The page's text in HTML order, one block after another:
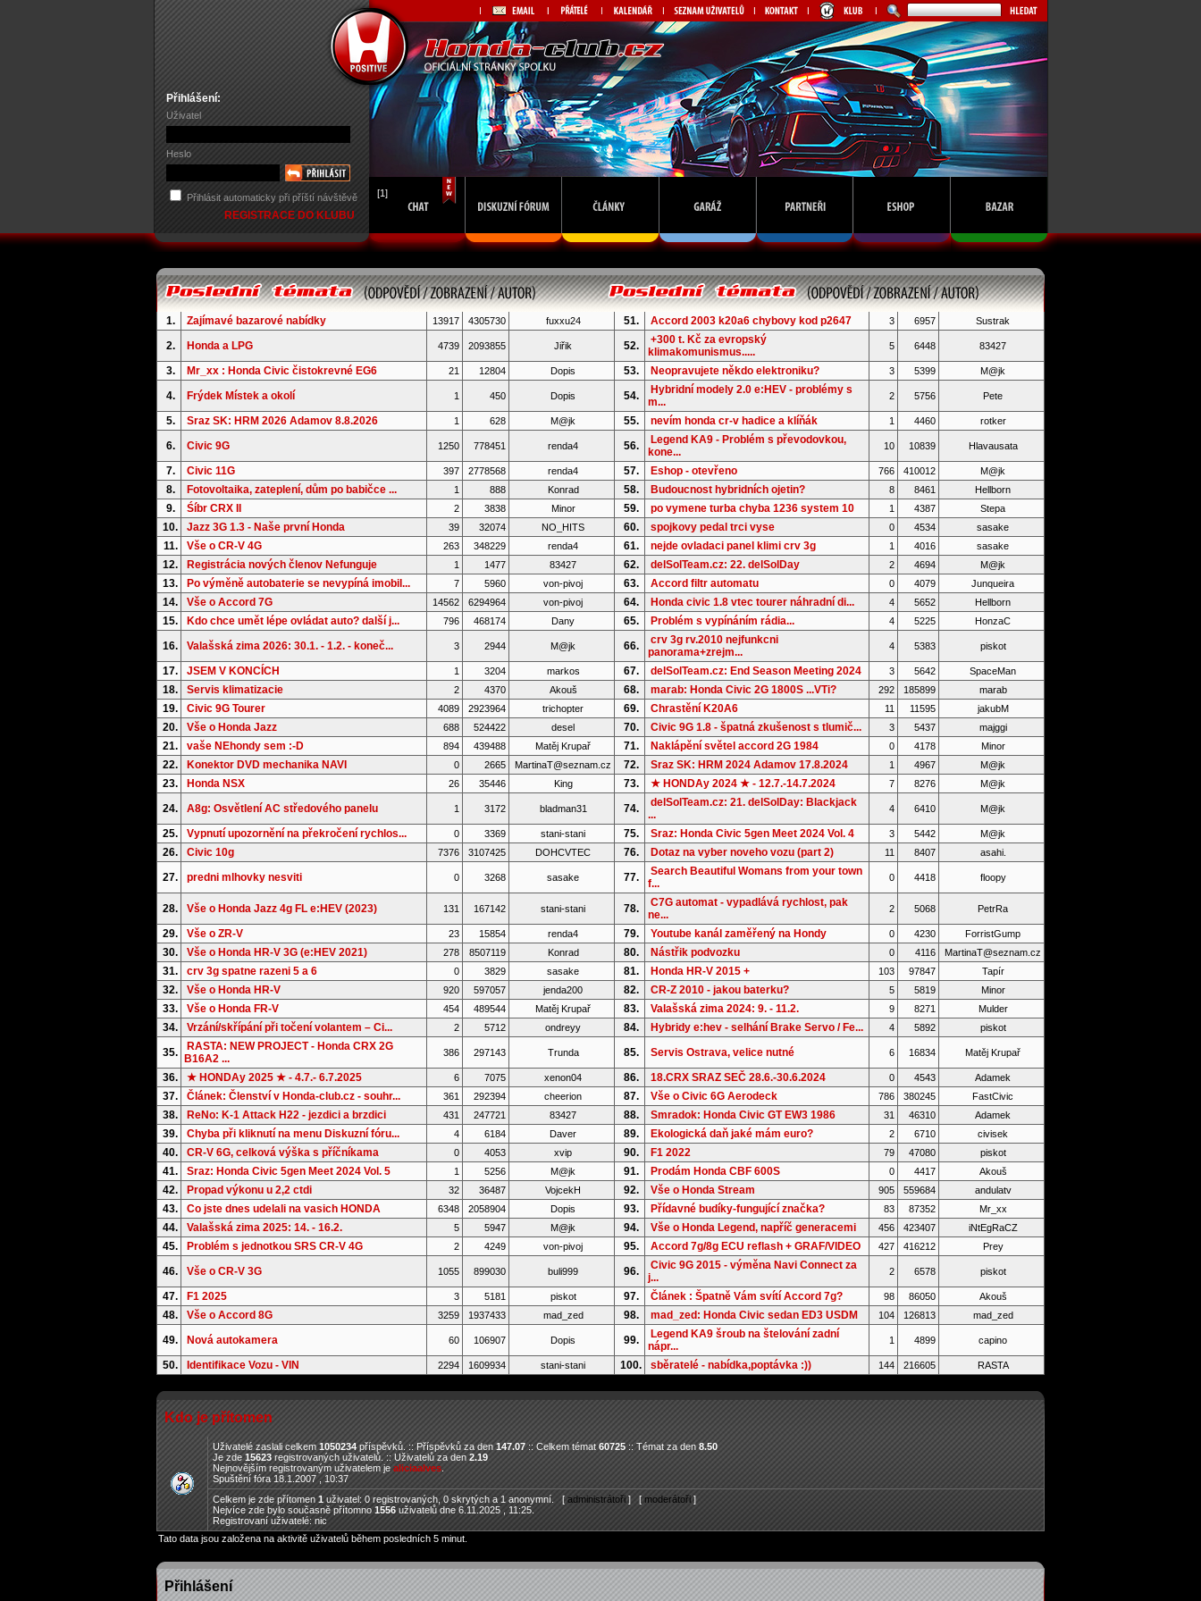
Přihlášení:
Uživatel
Heslo
Přihlásit automaticky při příští návštěvě
REGISTRACE DO KLUBU
[1]
1. Zajímavé bazarové nabídky 13917 4305730 fuxxu24 51. Accord 2003 k20a6 chybovy kod p2647 3 6957 Sustrak
2. Honda a LPG 4739 2093855 Jiřik 52.
+300 t. Kč za evropský
klimakomunismus.....
5 6448 83427
3. Mr_xx : Honda Civic čistokrevné EG6 21 12804 Dopis 53. Neopravujete někdo elektroniku? 3 5399 M@jk
4. Frýdek Místek a okolí 1 450 Dopis 54.
Hybridní modely 2.0 e:HEV - problémy s
m...
2 5756 Pete
5. Sraz SK: HRM 2026 Adamov 8.8.2026 1 628 M@jk 55. nevím honda cr-v hadice a klíňák 1 4460 rotker
6. Civic 9G 1250 778451 renda4 56.
Legend KA9 - Problém s převodovkou,
kone...
10 10839 Hlavausata
7. Civic 11G 397 2778568 renda4 57. Eshop - otevřeno 766 410012 M@jk
8. Fotovoltaika, zateplení, dům po babičce ... 1 888 Konrad 58. Budoucnost hybridních ojetin? 8 8461 Hellborn
9. Śíbr CRX II 2 3838 Minor 59. po vymene turba chyba 1236 system 10 1 4387 Stepa
10. Jazz 3G 1.3 - Naše první Honda 39 32074 NO_HITS 60. spojkovy pedal trci vyse 0 4534 sasake
11. Vše o CR-V 4G 263 348229 renda4 61. nejde ovladaci panel klimi crv 3g 1 4016 sasake
12. Registrácia nových členov Nefunguje 1 1477 83427 62. delSolTeam.cz: 22. delSolDay 2 4694 M@jk
13. Po výměně autobaterie se nevypíná imobil... 7 5960 von-pivoj 63. Accord filtr automatu 0 4079 Junqueira
14. Vše o Accord 7G 14562 6294964 von-pivoj 64. Honda civic 1.8 vtec tourer náhradní di... 4 5652 Hellborn
15. Kdo chce umět lépe ovládat auto? další j... 796 468174 Dany 65. Problém s vypínáním rádia... 4 5225 HonzaC
16. Valašská zima 2026: 30.1. - 1.2. - koneč... 3 2944 M@jk 66.
crv 3g rv.2010 nejfunkcni
panorama+zrejm...
4 5383 piskot
17. JSEM V KONCÍCH 1 3204 markos 67. delSolTeam.cz: End Season Meeting 2024 3 5642 SpaceMan
18. Servis klimatizacie 2 4370 Akouš 68. marab: Honda Civic 2G 1800S ...VTi? 292 185899 marab
19. Civic 9G Tourer 4089 2923964 trichopter 69. Chrastění K20A6 11 11595 jakubM
20. Vše o Honda Jazz 688 524422 desel 70. Civic 9G 1.8 - špatná zkušenost s tlumič... 3 5437 majggi
21. vaše NEhondy sem :-D 894 439488 Matěj Krupař 71. Naklápění světel accord 2G 1984 0 4178 Minor
22. Konektor DVD mechanika NAVI 0 2665 MartinaT@seznam.cz 72. Sraz SK: HRM 2024 Adamov 17.8.2024 1 4967 M@jk
23. Honda NSX 26 35446 King 73. ★ HONDAy 2024 ★ - 12.7.-14.7.2024 7 8276 M@jk
24. A8g: Osvětlení AC středového panelu 1 3172 bladman31 74.
delSolTeam.cz: 21. delSolDay: Blackjack
...
4 6410 M@jk
25. Vypnutí upozornění na překročení rychlos... 0 3369 stani-stani 75. Sraz: Honda Civic 5gen Meet 2024 Vol. 4 3 5442 M@jk
26. Civic 10g 7376 3107425 DOHCVTEC 76. Dotaz na vyber noveho vozu (part 2) 11 8407 asahi.
27. predni mlhovky nesviti 0 3268 sasake 77.
Search Beautiful Womans from your town
f...
0 4418 floopy
28. Vše o Honda Jazz 4g FL e:HEV (2023) 131 167142 stani-stani 78.
C7G automat - vypadlává rychlost, pak
ne...
2 5068 PetrRa
29. Vše o ZR-V 23 15854 renda4 79. Youtube kanál zaměřený na Hondy 0 4230 ForristGump
30. Vše o Honda HR-V 3G (e:HEV 2021) 278 8507119 Konrad 80. Nástřik podvozku 0 4116 MartinaT@seznam.cz
31. crv 3g spatne razeni 5 a 6 0 3829 sasake 81. Honda HR-V 2015 + 103 97847 Tapír
32. Vše o Honda HR-V 920 597057 jenda200 82. CR-Z 2010 - jakou baterku? 5 5819 Minor
33. Vše o Honda FR-V 454 489544 Matěj Krupař 83. Valašská zima 2024: 9. - 11.2. 9 8271 Mulder
34. Vrzání/skřípání při točení volantem – Ci... 2 5712 ondreyy 84. Hybridy e:hev - selhání Brake Servo / Fe... 4 5892 piskot
35.
RASTA: NEW PROJECT - Honda CRX 2G
B16A2 ...
386 297143 Trunda 85. Servis Ostrava, velice nutné 6 16834 Matěj Krupař
36. ★ HONDAy 2025 ★ - 4.7.- 6.7.2025 6 7075 xenon04 86. 18.CRX SRAZ SEČ 28.6.-30.6.2024 0 4543 Adamek
37. Článek: Členství v Honda-club.cz - souhr... 361 292394 cheerion 87. Vše o Civic 6G Aerodeck 786 380245 FastCivic
38. ReNo: K-1 Attack H22 - jezdici a brzdici 431 247721 83427 88. Smradok: Honda Civic GT EW3 1986 31 46310 Adamek
39. Chyba při kliknutí na menu Diskuzní fóru... 4 6184 Daver 89. Ekologická daň jaké mám euro? 2 6710 civisek
40. CR-V 6G, celková výška s příčníkama 0 4053 xvip 90. F1 2022 79 47080 piskot
41. Sraz: Honda Civic 5gen Meet 2024 Vol. 5 1 5256 M@jk 91. Prodám Honda CBF 600S 0 4417 Akouš
42. Propad výkonu u 2,2 ctdi 32 36487 VojcekH 92. Vše o Honda Stream 905 559684 andulatv
43. Co jste dnes udelali na vasich HONDA 6348 2058904 Dopis 93. Přídavné budíky-fungující značka? 83 87352 Mr_xx
44. Valašská zima 2025: 14. - 16.2. 5 5947 M@jk 94. Vše o Honda Legend, napříč generacemi 456 423407 iNtEgRaCZ
45. Problém s jednotkou SRS CR-V 4G 2 4249 von-pivoj 95. Accord 7g/8g ECU reflash + GRAF/VIDEO 427 416212 Prey
46. Vše o CR-V 3G 1055 899030 buli999 96.
Civic 9G 2015 - výměna Navi Connect za
j...
2 6578 piskot
47. F1 2025 3 5181 piskot 97. Článek : Špatně Vám svítí Accord 7g? 98 86050 Akouš
48. Vše o Accord 8G 3259 1937433 mad_zed 98. mad_zed: Honda Civic sedan ED3 USDM 104 126813 mad_zed
49. Nová autokamera 60 106907 Dopis 99.
Legend KA9 šroub na štelování zadní
nápr...
1 4899 capino
50. Identifikace Vozu - VIN 2294 1609934 stani-stani 100. sběratelé - nabídka,poptávka :)) 144 216605 RASTA
Kdo je přítomen
Uživatelé zaslali celkem1050234příspěvků. :: Příspěvků za den147.07:: Celkem témat60725:: Témat za den8.50
Je zde15623 registrovaných uživatelů. :: Uživatelů za den2.19
Nejnovějším registrovaným uživatelem jealiciaalves
Spuštění fóra 18.1.2007 , 10:37
Celkem je zde přítomen 1 uživatel: 0 registrovaných, 0 skrytých a 1 anonymní. [ administrátoři ] [ moderátoři ]
Nejvíce zde bylo současně přítomno 1556 uživatelů dne 6.11.2025 , 11:25.
Registrovaní uživatelé: nic
Tato data jsou založena na aktivitě uživatelů během posledních 5 minut.
Přihlášení